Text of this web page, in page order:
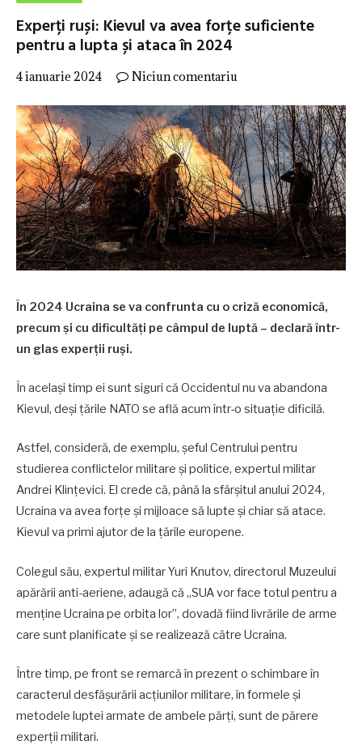
Experți ruși: Kievul va avea forțe suficiente
pentru a lupta și ataca în 2024
4 ianuarie 2024 Niciun comentariu
În 2024 Ucraina se va confrunta cu o criză economică,
precum și cu dificultăți pe câmpul de luptă – declară într-
un glas experții ruși.
În același timp ei sunt siguri că Occidentul nu va abandona
Kievul, deși țările NATO se află acum într-o situație dificilă.
Astfel, consideră, de exemplu, șeful Centrului pentru
studierea conflictelor militare și politice, expertul militar
Andrei Klințevici. El crede că, până la sfârșitul anului 2024,
Ucraina va avea forțe și mijloace să lupte și chiar să atace.
Kievul va primi ajutor de la țările europene.
Colegul său, expertul militar Yuri Knutov, directorul Muzeului
apărării anti-aeriene, adaugă că „SUA vor face totul pentru a
menține Ucraina pe orbita lor”, dovadă fiind livrările de arme
care sunt planificate și se realizează către Ucraina.
Între timp, pe front se remarcă în prezent o schimbare în
caracterul desfășurării acțiunilor militare, în formele și
metodele luptei armate de ambele părți, sunt de părere
experții militari.